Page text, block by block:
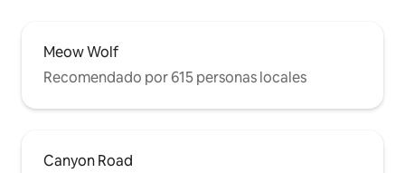
Meow Wolf
Recomendado por 615 personas locales
Canyon Road